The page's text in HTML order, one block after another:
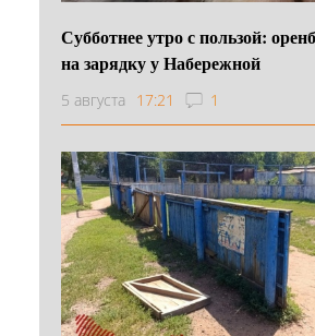
Субботнее утро с пользой:
на зарядку у Набережной
5 августа 17:21 1